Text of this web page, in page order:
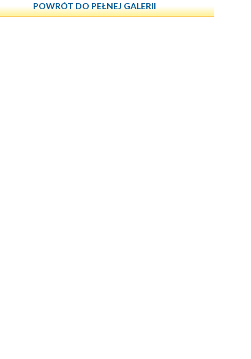
POWRÓT DO PEŁNEJ GALERII